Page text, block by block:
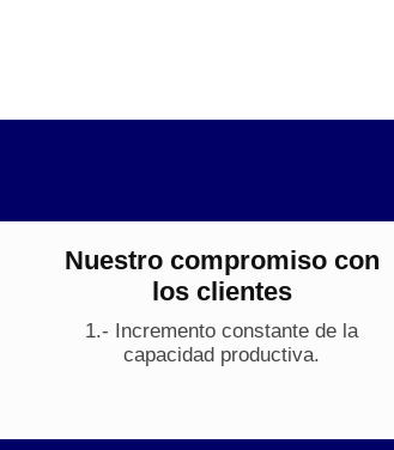
Nuestro compromiso con
los clientes
1.- Incremento constante de la
capacidad productiva.